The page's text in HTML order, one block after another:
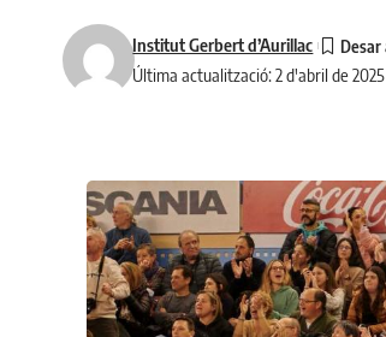
Última actualització: 2 d'abril de 2025
Institut Gerbert d’Aurillac